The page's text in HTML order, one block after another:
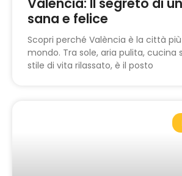
sana e felice
Scopri perché València è la città
mondo. Tra sole, aria pulita, cucina
stile di vita rilassato, è il posto